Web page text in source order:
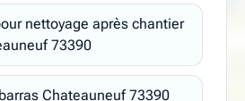
nettoyage après chantier
73390
Chateauneuf 73390